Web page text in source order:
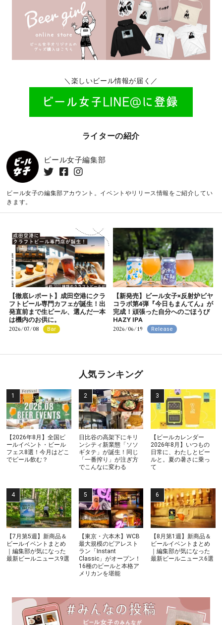
＼楽しいビール情報が届く／
ライターの紹介
ビール女子編集部
ビール女子の編集部アカウント。イベントやリリース情報をご紹介してい
きます。
【徹底レポート】成田空港にクラ
フトビール専門カフェが誕生！出
発直前まで生ビール、選んだ一本
は機内のお供に。
2026/07/08 Bar
【新発売】ビール女子×反射炉ビヤ
コラボ第4弾『今日もまんてん』が
完成！頑張った自分へのごほうび
HAZY IPA
2026/06/19 Release
人気ランキング
【2026年8月】全国ビ
ールイベント・ビール
フェス8選！今月はどこ
でビール飲む？
日比谷の高架下にキリ
ンシティ新業態「ソソ
ギタテ」が誕生！同じ
「一番搾り」が注ぎ方
でこんなに変わる
【ビールカレンダー
2026年8月】いつもの
日常に、わたしとビー
ルと。夏の暑さに乗っ
て
【7月第5週】新商品＆
ビールイベントまとめ
｜編集部が気になった
最新ビールニュース9選
【東京・六本木】WCB
最大規模のビアレスト
ラン「Instant
Classic」がオープン！
16種のビールと本格ア
メリカンを堪能
【8月第1週】新商品＆
ビールイベントまとめ
｜編集部が気になった
最新ビールニュース6選